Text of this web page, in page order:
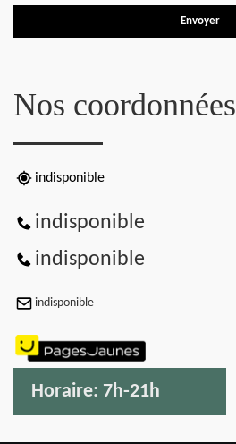
Nos coordonnées
indisponible
indisponible
indisponible
indisponible
Horaire: 7h-21h